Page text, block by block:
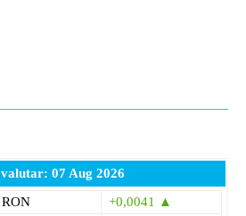
07 Aug 2026
+0,0041 ▲